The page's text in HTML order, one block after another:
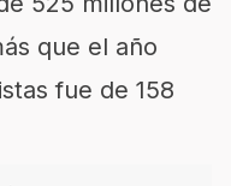
que el año
fue de 158